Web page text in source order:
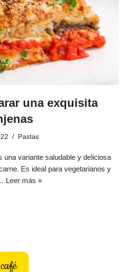
una exquisita
Pastas
una variante saludable y deliciosa
Es ideal para vegetarianos y
Leer más »